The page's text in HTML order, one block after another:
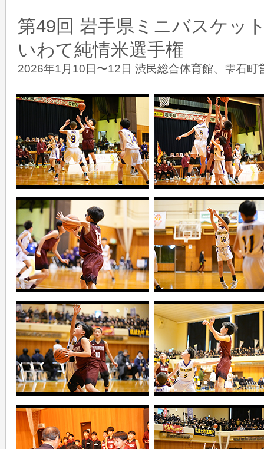
第49回 岩手県ミニバスケッ
いわて純情米選手権
2026年1月10日〜12日 渋民総合体育館、雫石町